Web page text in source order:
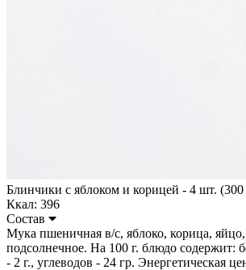
Блинчики с яблоком и корицей - 4 шт. (300
Ккал: 396
Состав
Мука пшеничная в/с, яблоко, корица,
подсолнечное. На 100 г. блюдо содержит:
- 2 г., углеводов - 24 гр. Энергетическая